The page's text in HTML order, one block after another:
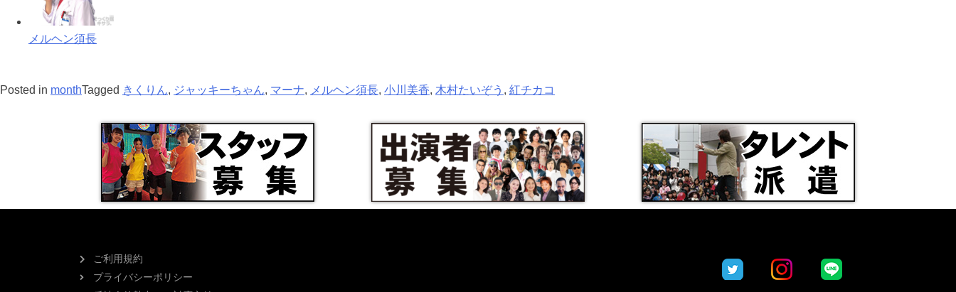
メルヘン須長
Posted in monthTagged きくりん, ジャッキーちゃん, マーナ, メルヘン須長, 小川美香, 木村たいぞう , 紅チカコ
ご利用規約
プライバシーポリシー